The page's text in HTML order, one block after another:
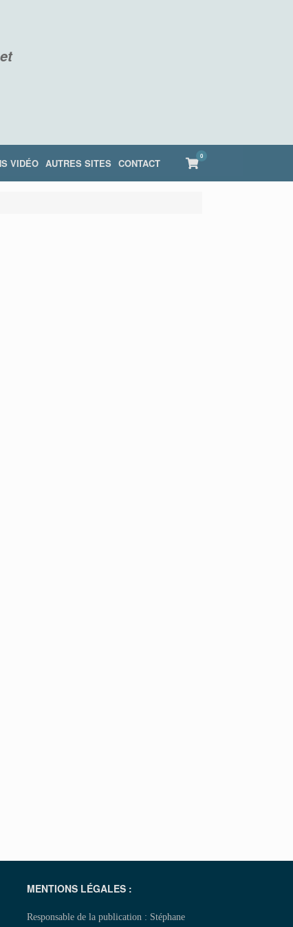
VIDÉO AUTRES SITES CONTACT View
shopping
cart
0
MENTIONS LÉGALES :
Responsable de la publication : Stéphane